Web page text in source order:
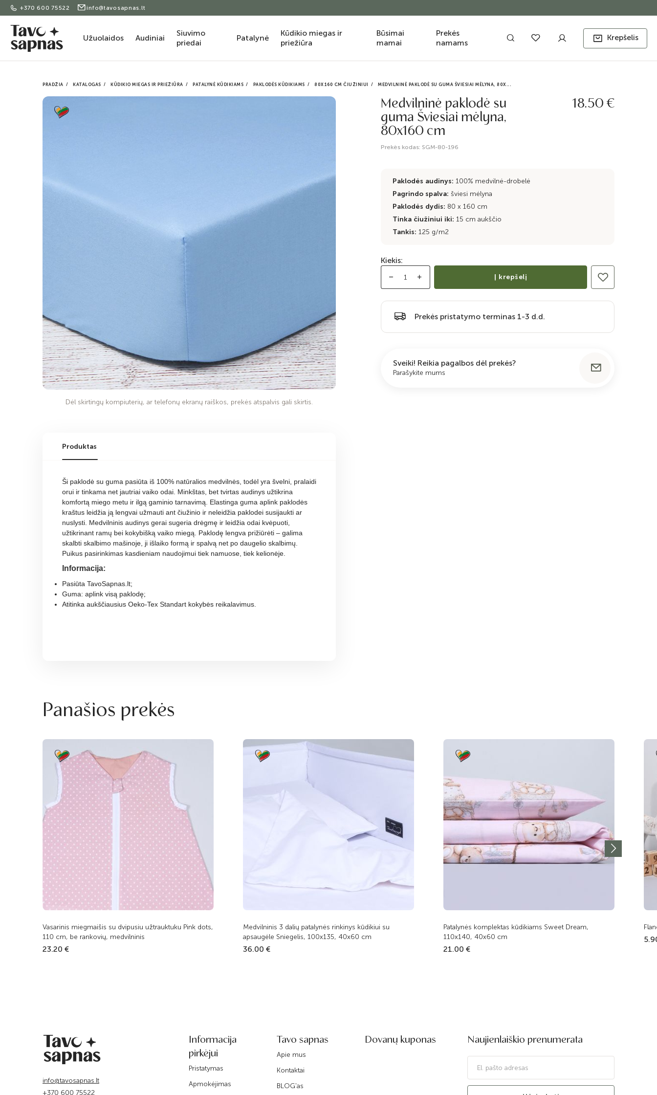
+370 600 75522 info@tavosapnas.lt
Užuolaidos Audiniai
Siuvimo
priedai
Patalynė
Kūdikio miegas ir
priežiūra
Būsimai
mamai
Prekės
namams
Krepšelis
PRADŽIA KATALOGAS KŪDIKIO MIEGAS IR PRIEŽIŪRA PATALYNĖ KŪDIKIAMS PAKLODĖS KŪDIKIAMS 80X160 CM ČIUŽINIUI MEDVILNINĖ PAKLODĖ SU GUMA ŠVIESIAI MĖLYNA, 80X...
Dėl skirtingų kompiuterių, ar telefonų ekranų raiškos, prekės atspalvis gali skirtis.
Medvilninė paklodė su
guma Šviesiai mėlyna,
80x160 cm
Prekės kodas: SGM-80-196
18.50 €
Paklodės audinys: 100% medvilnė-drobelė
Pagrindo spalva: šviesi mėlyna
Paklodės dydis: 80 x 160 cm
Tinka čiužiniui iki: 15 cm aukščio
Tankis: 125 g/m2
Kiekis:
Į krepšelį
Prekės pristatymo terminas 1-3 d.d.
Sveiki! Reikia pagalbos dėl prekės?
Parašykite mums
Produktas
Ši paklodė su guma pasiūta iš 100% natūralios medvilnės, todėl yra švelni, pralaidi
orui ir tinkama net jautriai vaiko odai. Minkštas, bet tvirtas audinys užtikrina
komfortą miego metu ir ilgą gaminio tarnavimą. Elastinga guma aplink paklodės
kraštus leidžia ją lengvai užmauti ant čiužinio ir neleidžia paklodei susijaukti ar
nuslysti. Medvilninis audinys gerai sugeria drėgmę ir leidžia odai kvėpuoti,
užtikrinant ramų bei kokybišką vaiko miegą. Paklodę lengva prižiūrėti – galima
skalbti skalbimo mašinoje, ji išlaiko formą ir spalvą net po daugelio skalbimų.
Puikus pasirinkimas kasdieniam naudojimui tiek namuose, tiek kelionėje.
Informacija:
Pasiūta TavoSapnas.lt;
Guma: aplink visą paklodę;
Atitinka aukščiausius Oeko-Tex Standart kokybės reikalavimus.
Panašios prekės
Vasarinis miegmaišis su dvipusiu užtrauktuku Pink dots,
110 cm, be rankovių, medvilninis
23.20 €
Medvilninis 3 dalių patalynės rinkinys kūdikiui su
apsaugėle Sniegelis, 100x135, 40x60 cm
36.00 €
Patalynės komplektas kūdikiams Sweet Dream,
110x140, 40x60 cm
21.00 €
Naujienlaiškio prenumerata
Informacija
pirkėjui
Pristatymas
Apmokėjimas
Tavo sapnas
Apie mus
Kontaktai
BLOG'as
Dovanų kuponas
info@tavosapnas.lt
+370 600 75522